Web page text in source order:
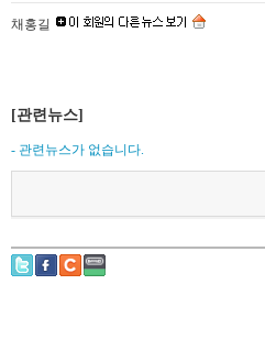
채홍길
[관련뉴스]
- 관련뉴스가 없습니다.